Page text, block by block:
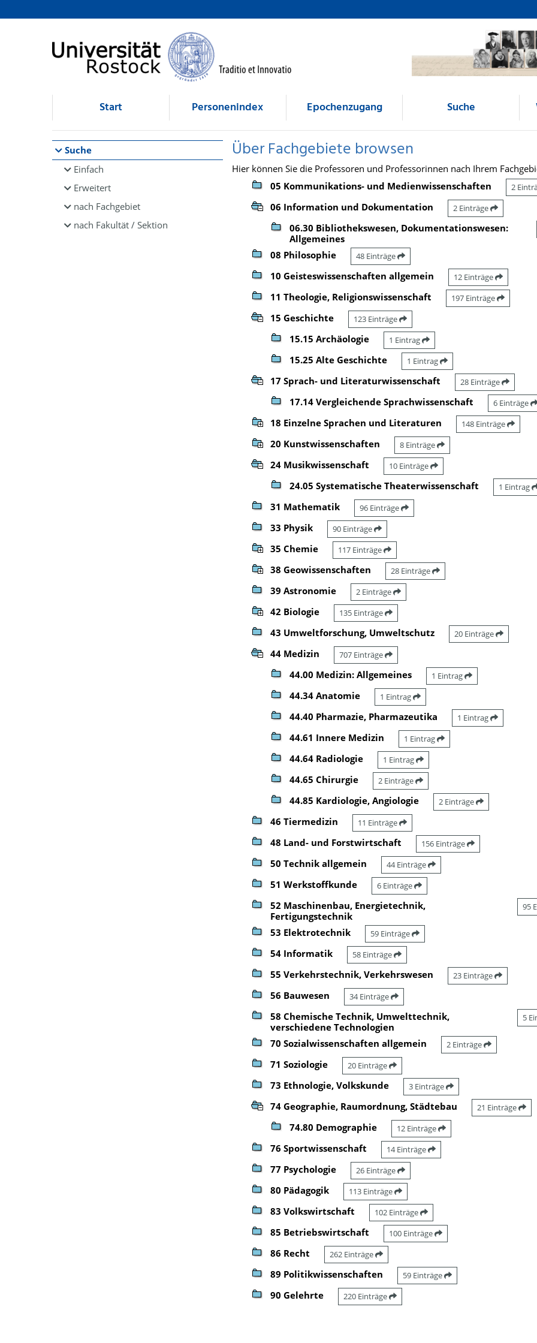
Browsen
direkt zum Inhalt
Start Personenindex Epochenzugang Suche
Suche
Einfach
Erweitert
nach Fachgebiet
nach Fakultät / Sektion
Über Fachgebiete browsen
Hier können Sie die Professoren und Professorinnen nach Ihrem
05 Kommunikations- und Medienwissenschaften
2
06 Information und Dokumentation 2 Einträge
06.30 Bibliothekswesen, Dokumentationswesen:
Allgemeines
08 Philosophie 48 Einträge
10 Geisteswissenschaften allgemein 12 Einträge
11 Theologie, Religionswissenschaft 197 Einträge
15 Geschichte 123 Einträge
15.15 Archäologie 1 Eintrag
15.25 Alte Geschichte 1 Eintrag
17 Sprach- und Literaturwissenschaft 28 Einträge
17.14 Vergleichende Sprachwissenschaft 6 Einträge
18 Einzelne Sprachen und Literaturen 148 Einträge
20 Kunstwissenschaften 8 Einträge
24 Musikwissenschaft 10 Einträge
24.05 Systematische Theaterwissenschaft 1 Eintrag
31 Mathematik 96 Einträge
33 Physik 90 Einträge
35 Chemie 117 Einträge
38 Geowissenschaften 28 Einträge
39 Astronomie 2 Einträge
42 Biologie 135 Einträge
43 Umweltforschung, Umweltschutz 20 Einträge
44 Medizin 707 Einträge
44.00 Medizin: Allgemeines 1 Eintrag
44.34 Anatomie 1 Eintrag
44.40 Pharmazie, Pharmazeutika 1 Eintrag
44.61 Innere Medizin 1 Eintrag
44.64 Radiologie 1 Eintrag
44.65 Chirurgie 2 Einträge
44.85 Kardiologie, Angiologie 2 Einträge
46 Tiermedizin 11 Einträge
48 Land- und Forstwirtschaft 156 Einträge
50 Technik allgemein 44 Einträge
51 Werkstoffkunde 6 Einträge
52 Maschinenbau, Energietechnik,
Fertigungstechnik
95
53 Elektrotechnik 59 Einträge
54 Informatik 58 Einträge
55 Verkehrstechnik, Verkehrswesen 23 Einträge
56 Bauwesen 34 Einträge
58 Chemische Technik, Umwelttechnik,
verschiedene Technologien
5
70 Sozialwissenschaften allgemein 2 Einträge
71 Soziologie 20 Einträge
73 Ethnologie, Volkskunde 3 Einträge
74 Geographie, Raumordnung, Städtebau 21 Einträge
74.80 Demographie 12 Einträge
76 Sportwissenschaft 14 Einträge
77 Psychologie 26 Einträge
80 Pädagogik 113 Einträge
83 Volkswirtschaft 102 Einträge
85 Betriebswirtschaft 100 Einträge
86 Recht 262 Einträge
89 Politikwissenschaften 59 Einträge
90 Gelehrte 220 Einträge